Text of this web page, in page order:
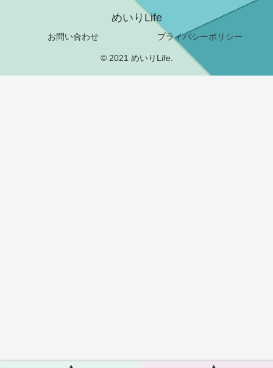
めいりLife
お問い合わせ プライバシーポリシー
© 2021 めいりLife.